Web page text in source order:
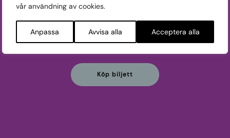
vår användning av cookies.
Anpassa Avvisa alla Acceptera alla
Från 15 år.
TIS 21/10, 15:00 FYRIS
Köp biljett